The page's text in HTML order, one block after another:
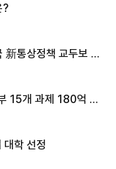
?
통상정책 교두보 활
15개 과제 180억 지
학 선정